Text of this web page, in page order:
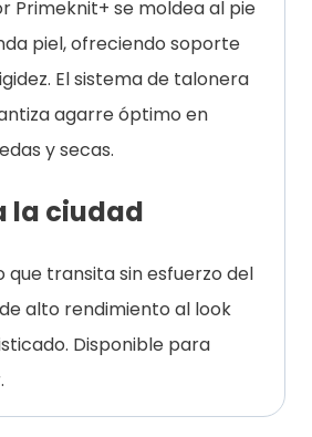
Primeknit+ se moldea al pie
piel, ofreciendo soporte
El sistema de talonera
agarre óptimo en
y secas.
la ciudad
que transita sin esfuerzo del
alto rendimiento al look
Disponible para